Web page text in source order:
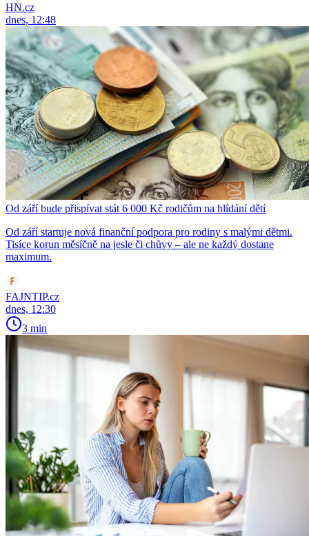
HN.cz
dnes, 12:48
Od září bude přispívat stát 6 000 Kč rodičům na hlídání dětí
Od září startuje nová finanční podpora pro rodiny s malými dětmi.
Tisíce korun měsíčně na jesle či chůvy – ale ne každý dostane
maximum.
FAJNTIP.cz
dnes, 12:30
3 min